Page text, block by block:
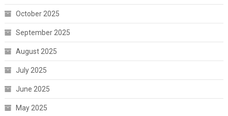
October 2025
September 2025
August 2025
July 2025
June 2025
May 2025